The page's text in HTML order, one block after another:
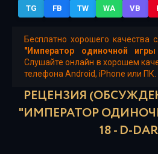
TG FB TW WA VB
Бесплатно хорошего качества
"Император одиночной
Слушайте онлайн в хорошем
телефона Android, iPhone или ПК.
РЕЦЕНЗИЯ
"ИМПЕРАТОР
18 - D-